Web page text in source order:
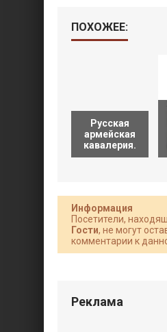
ПОХОЖЕЕ:
Русская
армейская
кавалерия.
Информация
Посетители,
Гости, не могут
комментарии к
Реклама